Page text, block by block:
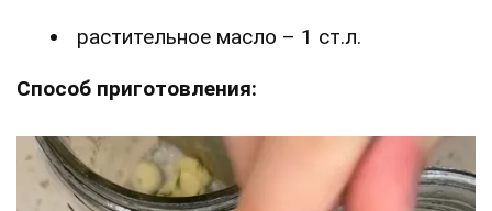
растительное масло – 1 ст.л.
Способ приготовления: